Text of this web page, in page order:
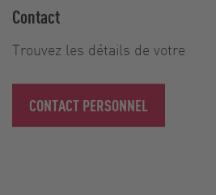
Contact
Trouvez les détails de votre
CONTACT PERSONNEL